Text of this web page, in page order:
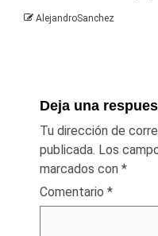
AlejandroSanchez
Deja una
Tu dirección de
publicada. Los
marcados con *
Comentario *